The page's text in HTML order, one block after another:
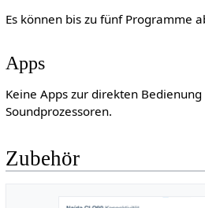
Es können bis zu fünf Programme
Apps
Keine Apps zur direkten
Soundprozessoren.
Zubehör